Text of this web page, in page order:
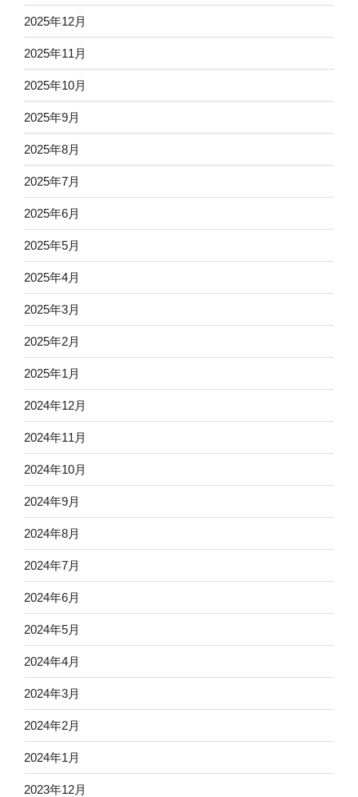
2025年12月
2025年11月
2025年10月
2025年9月
2025年8月
2025年7月
2025年6月
2025年5月
2025年4月
2025年3月
2025年2月
2025年1月
2024年12月
2024年11月
2024年10月
2024年9月
2024年8月
2024年7月
2024年6月
2024年5月
2024年4月
2024年3月
2024年2月
2024年1月
2023年12月